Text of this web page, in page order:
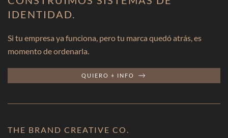
IDENTIDAD.
Si tu empresa ya funciona, pero tu marca quedó atrás, es
momento de ordenarla.
QUIERO + INFO
THE BRAND CREATIVE CO.